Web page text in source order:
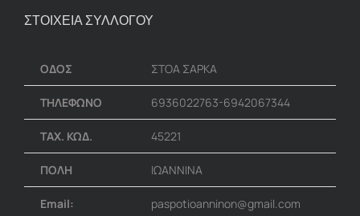
ΣΤΟΙΧΕΙΑ ΣΥΛΛΟΓΟΥ
ΟΔΟΣ ΣΤΟΑ ΣΑΡΚΑ
ΤΗΛΕΦΩΝΟ 6936022763-6942067344
ΤΑΧ. ΚΩΔ. 45221
ΠΟΛΗ ΙΩΑΝΝΙΝΑ
Email: paspotioanninon@gmail.com